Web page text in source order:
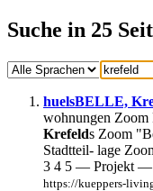
Suche in 25
huelsBELLE,
wohnungen Zoom
Krefelds Zoom
Stadtteil- lage
3 4 5 — Projekt —
https://kueppers-